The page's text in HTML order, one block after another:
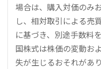
場合は、購入対価のみ
し、相対取引による売
に基づき、別途手数料
国株式は株価の変動お
失が生じるおそれがあり